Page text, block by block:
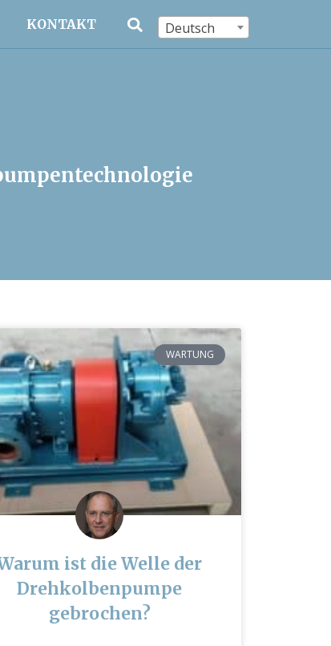
KONTAKT Deutsch
WARTUNG
ist die Welle der
Drehkolbenpumpe
gebrochen?